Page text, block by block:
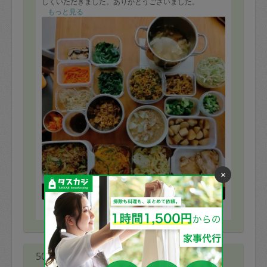
もっと見る
※依頼者の依頼当時の主観的な感想です。
50代 女性より
×